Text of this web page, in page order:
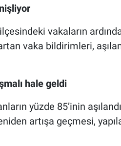
vakaların
vaka bildirimleri,
hale geldi
yüzde 85’inin
artışa geçmesi,